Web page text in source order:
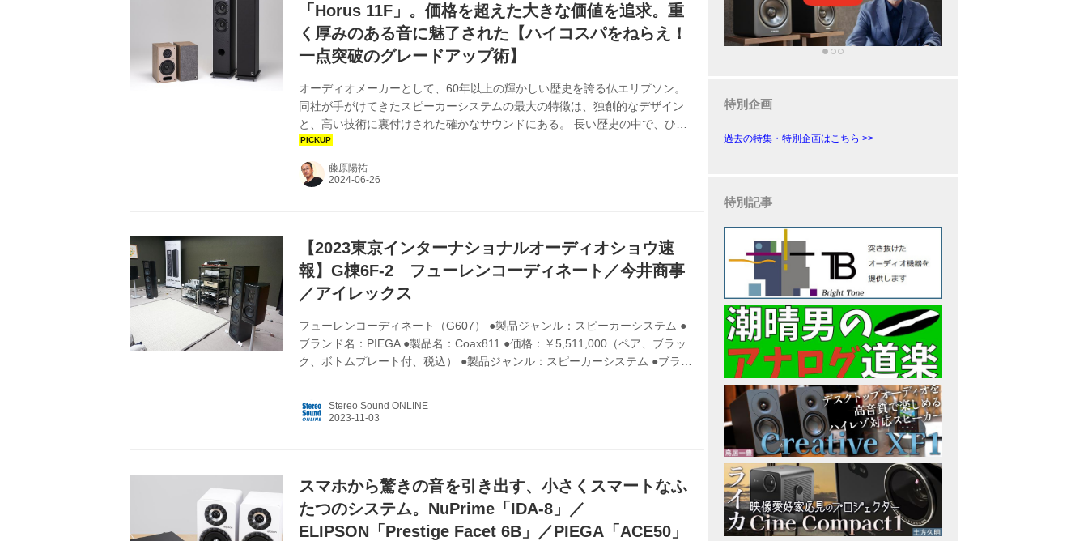
「Horus 11F」。価格を超えた大きな価値を追求。重
く厚みのある音に魅了された【ハイコスパをねらえ！
一点突破のグレードアップ術】
オーディオメーカーとして、60年以上の輝かしい歴史を誇る仏エリプソン。
同社が手がけてきたスピーカーシステムの最大の特徴は、独創的なデザイン
と、高い技術に裏付けされた確かなサウンドにある。 長い歴史の中で、ひと
きわ存在感を放つのが、1953年にお披露目されたドライバー内蔵の球体スピ
ーカーBS50だ。効率的かつ審美的なフォルムで、上部にはサウンドリフレク
ターを配置。金属製の細い三脚で支えられ、あたかも宙に浮いているかのよ
藤原陽祐
【2023東京インターナショナルオーディオショウ速
報】G棟6F-2 フューレンコーディネート／今井商事
／アイレックス
フューレンコーディネート（G607） ●製品ジャンル：スピーカーシステム ●
ブランド名：PIEGA ●製品名：Coax811 ●価格：￥5,511,000（ペア、ブラッ
ク、ボトムプレート付、税込） ●製品ジャンル：スピーカーシステム ●ブラン
ラッグシップモデルとなる、3ウェイ4スピーカー＋パッシブラジエーター型
Stereo Sound ONLINE
スマホから驚きの音を引き出す、小さくスマートなふ
たつのシステム。NuPrime「IDA-8」／
ELIPSON「Prestige Facet 6B」／PIEGA「ACE50」
特別企画
過去の特集・特別企画はこちら >>
特別記事